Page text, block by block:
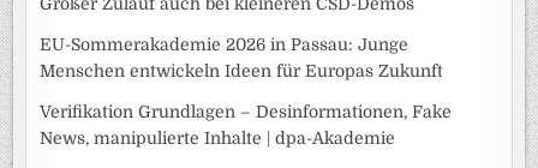
EU-Sommerakademie 2026 in Passau: Junge
Menschen entwickeln Ideen für Europas Zukunft
Verifikation Grundlagen – Desinformationen, Fake
News, manipulierte Inhalte | dpa-Akademie